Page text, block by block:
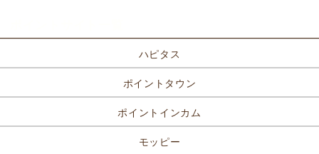
ハピタス
ポイントタウン
ポイントインカム
モッピー